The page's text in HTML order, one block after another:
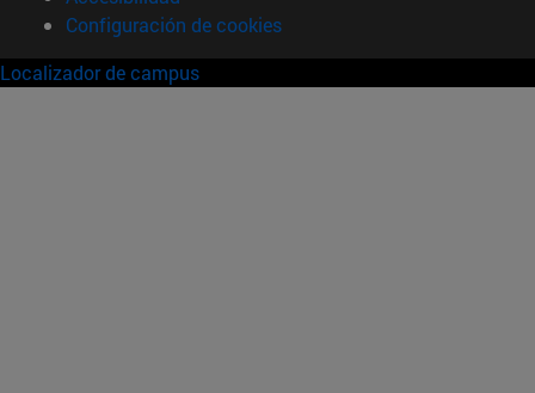
Configuración de cookies
Localizador de campus